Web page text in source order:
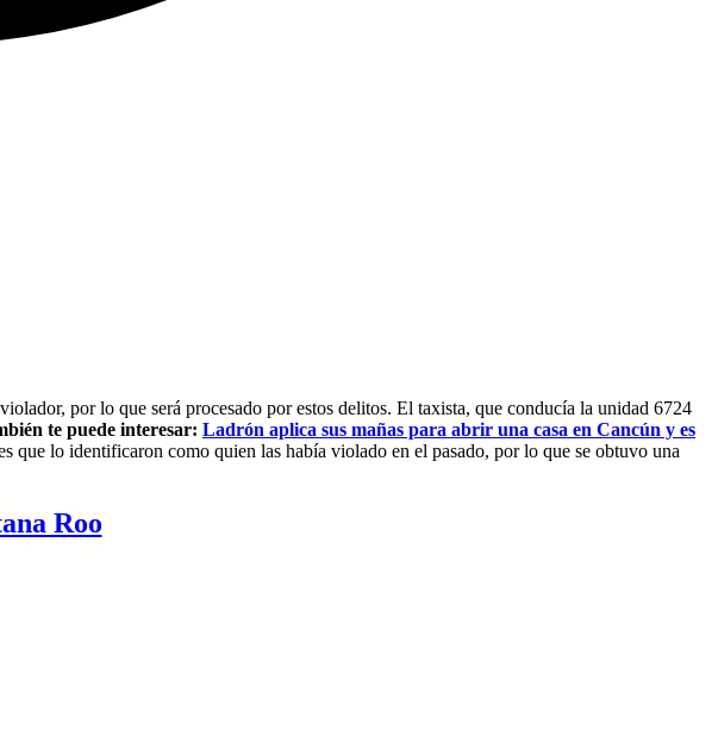
por lo que será procesado por estos delitos. El taxista, que conducía la unidad 6724
te puede interesar: Ladrón aplica sus mañas para abrir una casa en Cancún y es
lo identificaron como quien las había violado en el pasado, por lo que se obtuvo una
Roo